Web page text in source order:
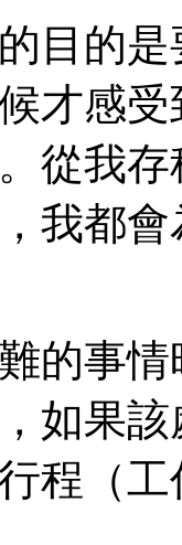
目的
才感
從我
我都
的事
如果
程（